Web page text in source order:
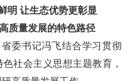
明 让生态优势更彰显
质量发展的特色路径
书记冯飞结合学习贯彻
社会主义思想主题教育，